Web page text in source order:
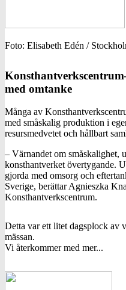
Foto: Elisabeth Edén /
med omtanke
Många av
med småskalig produktion i
resursmedvetet och hållbart
– Värnandet om småskalighet,
konsthantverket övertygande.
gjorda med omsorg och
Sverige, berättar Agnieszka
Konsthantverkscentrum.
Detta var ett litet dagsplock av
mässan.
Vi återkommer med mer...